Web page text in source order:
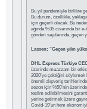
Bu yıl pandemiyle birlikte
Bu durum, özellikle,
için geçerli olacak. Bu
ağında %35 civarında bir
gönderi sayılarında, geçen
Lassen; “Geçen yılın
DHL Express Türkiye
üzerinde muazzam bir
2020’ye çektiğini
önemli alışveriş
sezon için %50’nin
teslim edilebilmesini
yerine getirmek üzere
Covid-19’un hem